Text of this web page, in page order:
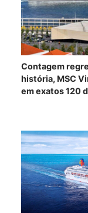
Contagem
história, MSC
em exatos 120